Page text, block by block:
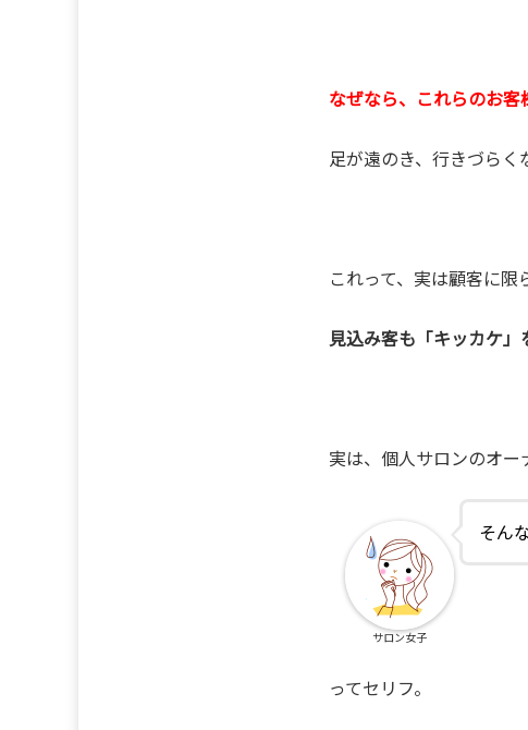
なぜなら、これらのお客
足が遠のき、行きづらく
これって、実は顧客に限
見込み客も「キッカケ」
実は、個人サロンのオー
そん
サロン女子
ってセリフ。